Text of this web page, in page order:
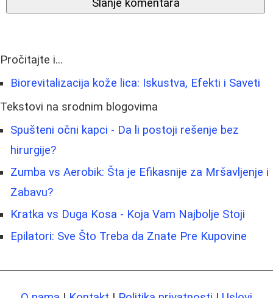
Slanje komentara
Pročitajte i...
Biorevitalizacija kože lica: Iskustva, Efekti i Saveti
Tekstovi na srodnim blogovima
Spušteni očni kapci - Da li postoji rešenje bez
hirurgije?
Zumba vs Aerobik: Šta je Efikasnije za Mršavljenje i
Zabavu?
Kratka vs Duga Kosa - Koja Vam Najbolje Stoji
Epilatori: Sve Što Treba da Znate Pre Kupovine